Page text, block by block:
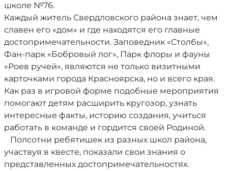
школе №76.
Каждый житель Свердловского района знает, чем
славен его «дом» и где находятся его главные
достопримечательности. Заповедник «Столбы»,
Фан-парк «Бобровый лог», Парк флоры и фауны
«Роев ручей», являются не только визитными
карточками города Красноярска, но и всего края.
Как раз в игровой форме подобные мероприятия
помогают детям расширить кругозор, узнать
интересные факты, историю создания, учиться
работать в команде и гордится своей Родиной.
Полсотни ребятишек из разных школ района,
участвуя в квесте, показали свои знания о
представленных достопримечательностях.